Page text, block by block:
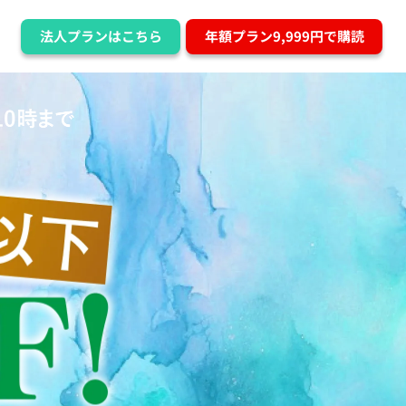
法人プランはこちら 年額プラン9,999円で購読